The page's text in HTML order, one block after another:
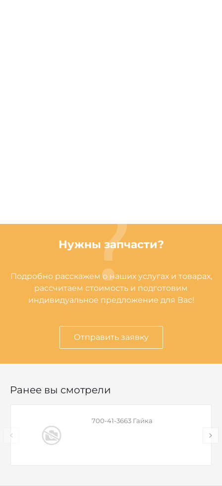
Нужны запчасти?
Подробно расскажем о наших услугах и товарах,
рассчитаем стоимость и подготовим
индивидуальное предложение для Вас!
Отправить заявку
Ранее вы смотрели
700-41-3663 Гайка